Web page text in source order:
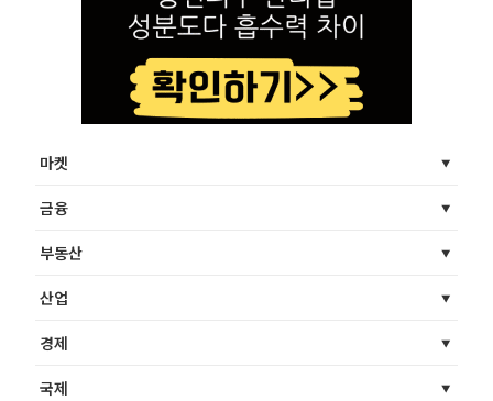
마켓
금융
부동산
산업
경제
국제